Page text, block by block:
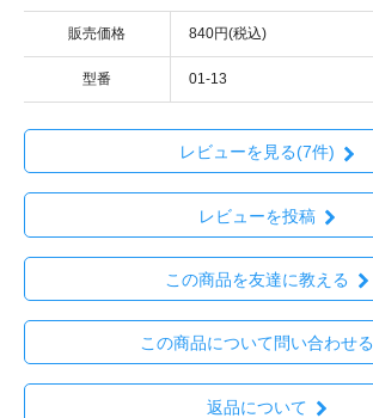
販売価格 840円(税込)
型番 01-13
レビューを見る(7件)
レビューを投稿
この商品を友達に教える
この商品について問い合わせる
返品について